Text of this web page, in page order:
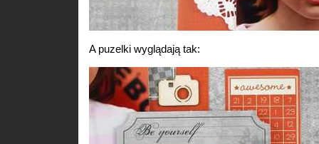
A puzelki wyglądają tak: